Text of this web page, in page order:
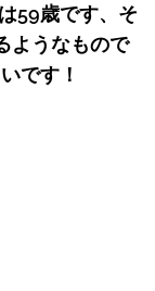
59歳です、そ
ようなもので
です！